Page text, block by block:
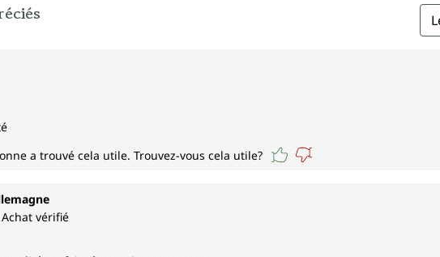
5 sur 5 étoiles
a trouvé cela utile. Trouvez-vous cela utile?
5 sur 5 étoiles
Achat vérifié